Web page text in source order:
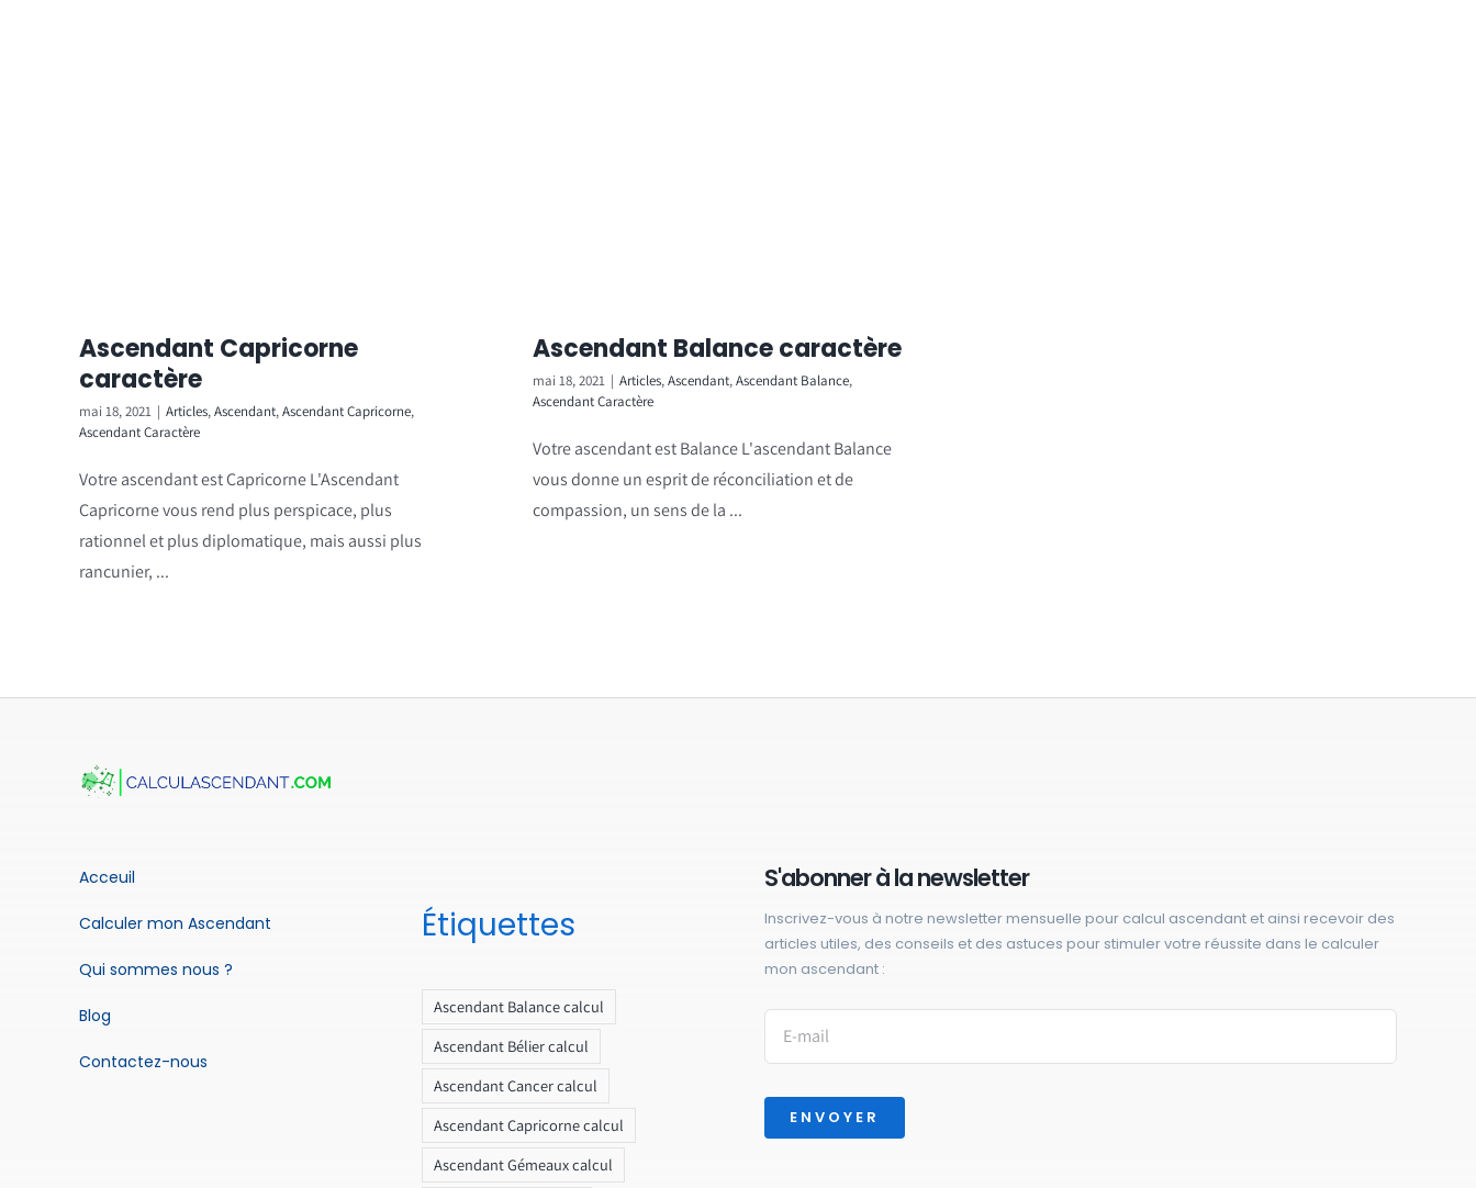
Ascendant Capricorne
caractère
mai 18, 2021 | Articles,Ascendant,Ascendant Capricorne,
Ascendant Caractère
Votre ascendant est Capricorne L'Ascendant
Capricorne vous rend plus perspicace, plus
rationnel et plus diplomatique, mais aussi plus
rancunier, ...
Ascendant Balance caractère
mai 18, 2021 | Articles,Ascendant,Ascendant Balance,
Ascendant Caractère
Votre ascendant est Balance L'ascendant Balance
vous donne un esprit de réconciliation et de
compassion, un sens de la ...
Acceuil
Calculer mon Ascendant
Qui sommes nous ?
Blog
Contactez-nous
Étiquettes
Ascendant Balance calcul
Ascendant Bélier calcul
Ascendant Cancer calcul
Ascendant Capricorne calcul
Ascendant Gémeaux calcul
S'abonner à la newsletter
Inscrivez-vous à notre newsletter mensuelle pour calcul ascendant et ainsi recevoir des
articles utiles, des conseils et des astuces pour stimuler votre réussite dans le calculer
mon ascendant :
ENVOYER